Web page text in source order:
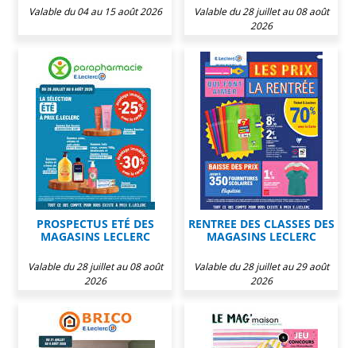
Valable du 04 au 15 août 2026
Valable du 28 juillet au 08 août
2026
PROSPECTUS ETÉ DES
MAGASINS LECLERC
Valable du 28 juillet au 08 août
2026
RENTREE DES CLASSES DES
MAGASINS LECLERC
Valable du 28 juillet au 29 août
2026